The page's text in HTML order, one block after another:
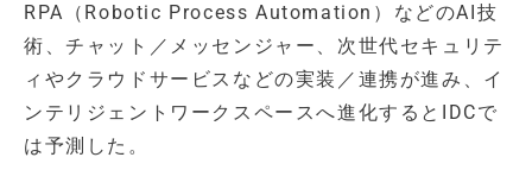
RPA（Robotic Process Automation）などのAI技
術、チャット／メッセンジャー、次世代セキュリテ
ィやクラウドサービスなどの実装／連携が進み、イ
ンテリジェントワークスペースへ進化するとIDCで
は予測した。